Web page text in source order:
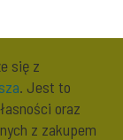
się z
. Jest to
oraz
z zakupem